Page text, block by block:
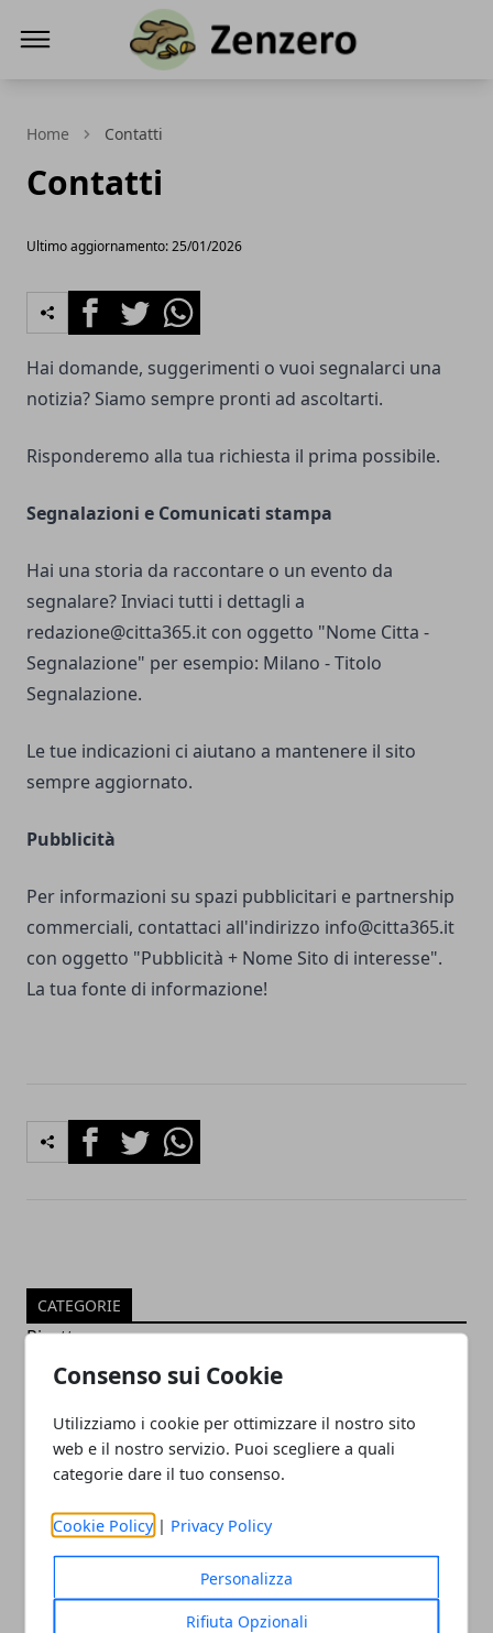
Consenso sui Cookie
Utilizziamo i cookie per ottimizzare il nostro sito
web e il nostro servizio. Puoi scegliere a quali
categorie dare il tuo consenso.
Cookie Policy | Privacy Policy
Personalizza
Rifiuta Opzionali
Home Contatti
Contatti
Ultimo aggiornamento: 25/01/2026
FacebookTwitterWhatsapp
Hai domande, suggerimenti o vuoi segnalarci una
notizia? Siamo sempre pronti ad ascoltarti.
Risponderemo alla tua richiesta il prima possibile.
Segnalazioni e Comunicati stampa
Hai una storia da raccontare o un evento da
segnalare? Inviaci tutti i dettagli a
redazione@citta365.it con oggetto "Nome Citta -
Segnalazione" per esempio: Milano - Titolo
Segnalazione.
Le tue indicazioni ci aiutano a mantenere il sito
sempre aggiornato.
Pubblicità
Per informazioni su spazi pubblicitari e partnership
commerciali, contattaci all'indirizzo info@citta365.it
con oggetto "Pubblicità + Nome Sito di interesse".
La tua fonte di informazione!
FacebookTwitterWhatsapp
CATEGORIE
Ricette
Approfondimenti
Benessere
ARTICOLI POPOLARI